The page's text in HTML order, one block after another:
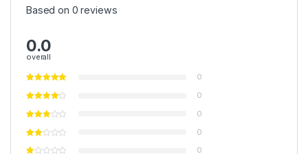
Based on 0 reviews
0.0
overall
0
0
0
0
0